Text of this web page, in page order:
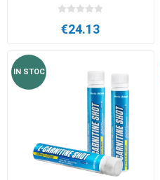
€24.13
IN STOC